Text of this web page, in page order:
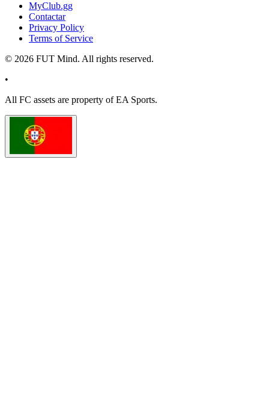
MyClub.gg
Contactar
Privacy Policy
Terms of Service
© 2026 FUT Mind. All rights reserved.
•
All FC assets are property of EA Sports.